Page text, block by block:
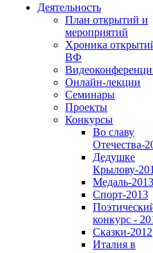
Деятельность
План открытий и
мероприятий
Хроника
ВФ
Онлайн-лекции
Семинары
Проекты
Конкурсы
Во славу
Отечества-
Дедушке
Крылову-
Медаль-2013
Спорт-2013
конкурс -
Сказки-2012
Италия в